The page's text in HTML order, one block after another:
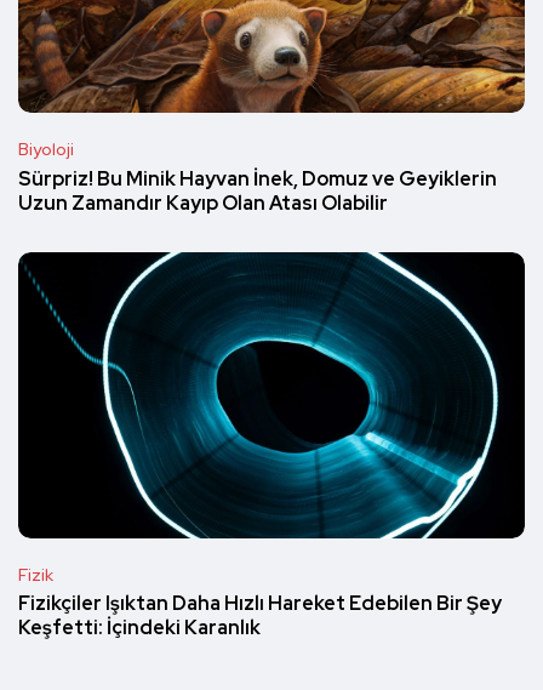
Biyoloji
Sürpriz! Bu Minik Hayvan İnek, Domuz ve Geyiklerin
Uzun Zamandır Kayıp Olan Atası Olabilir
Fizik
Fizikçiler Işıktan Daha Hızlı Hareket Edebilen Bir Şey
Keşfetti: İçindeki Karanlık